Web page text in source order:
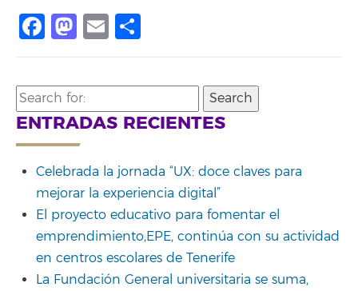
Facebook
Mastodon
Email
Search
for:
ENTRADAS RECIENTES
Celebrada la jornada “UX: doce claves para
mejorar la experiencia digital”
El proyecto educativo para fomentar el
emprendimiento,EPE, continúa con su actividad
en centros escolares de Tenerife
La Fundación General universitaria se suma,